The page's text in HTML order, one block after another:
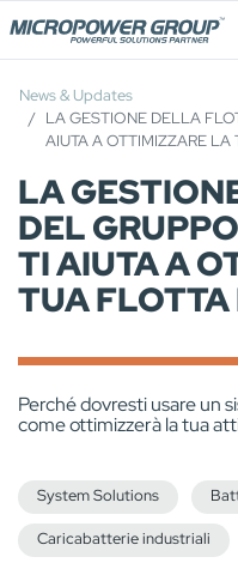
Posti Vacanti
News & Updates
LA GESTIONE DELLA
AIUTA A OTTIMIZZARE LA
LA
DEL
TI AIUTA A
TUA
Perché dovresti usare un
come ottimizzerà la tua
System Solutions
Caricabatterie industriali